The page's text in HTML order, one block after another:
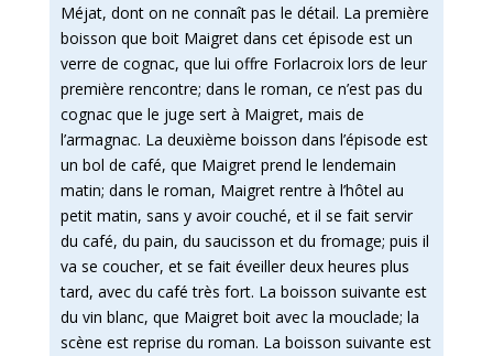
Méjat, dont on ne connaît pas le détail. La première
boisson que boit Maigret dans cet épisode est un
verre de cognac, que lui offre Forlacroix lors de leur
première rencontre; dans le roman, ce n’est pas du
cognac que le juge sert à Maigret, mais de
l’armagnac. La deuxième boisson dans l’épisode est
un bol de café, que Maigret prend le lendemain
matin; dans le roman, Maigret rentre à l’hôtel au
petit matin, sans y avoir couché, et il se fait servir
du café, du pain, du saucisson et du fromage; puis il
va se coucher, et se fait éveiller deux heures plus
tard, avec du café très fort. La boisson suivante est
du vin blanc, que Maigret boit avec la mouclade; la
scène est reprise du roman. La boisson suivante est